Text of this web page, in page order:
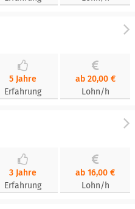
5 Jahre
Erfahrung
ab 20,00 €
Lohn/h
3 Jahre
Erfahrung
ab 16,00 €
Lohn/h